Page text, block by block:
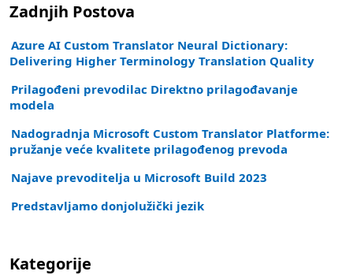
Zadnjih Postova
Azure AI Custom Translator Neural Dictionary:
Delivering Higher Terminology Translation Quality
Prilagođeni prevodilac Direktno prilagođavanje
modela
Nadogradnja Microsoft Custom Translator Platforme:
pružanje veće kvalitete prilagođenog prevoda
Najave prevoditelja u Microsoft Build 2023
Predstavljamo donjolužički jezik
Kategorije